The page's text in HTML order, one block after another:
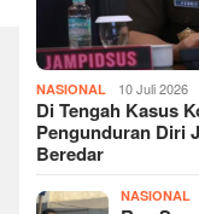
NASIONAL 10 Juli 2026
Di Tengah Kasus
Pengunduran Diri
Beredar
NASIONAL